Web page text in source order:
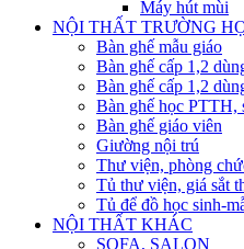
Máy hút mùi
NỘI THẤT TRƯỜNG
Bàn ghế mẫu giáo
Bàn ghế cấp 1,2
Bàn ghế cấp 1,2
Bàn ghế học PTTH,
Bàn ghế giáo viên
Giường nội trú
Thư viện, phòng
Tủ thư viện, giá sắt
Tủ để đồ học sinh-
NỘI THẤT KHÁC
SOFA, SALON